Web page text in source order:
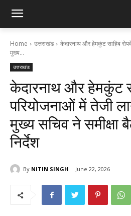
Home उत्तराखंड
केदारनाथ और हेमकुंट साहिब
मुख्य...
उत्तराखंड
केदारनाथ और हेमकुंट
परियोजनाओं में तेजी
मुख्य सचिव ने समीक्षा
निर्देश
By NITIN SINGH June 22, 2026